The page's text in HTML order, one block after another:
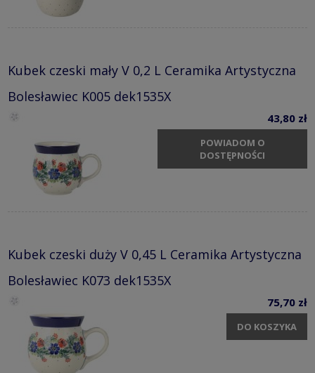
Kubek czeski mały V 0,2 L Ceramika Artystyczna
Bolesławiec K005 dek1535X
43,80 zł
POWIADOM O
DOSTĘPNOŚCI
Kubek czeski duży V 0,45 L Ceramika Artystyczna
Bolesławiec K073 dek1535X
75,70 zł
DO KOSZYKA